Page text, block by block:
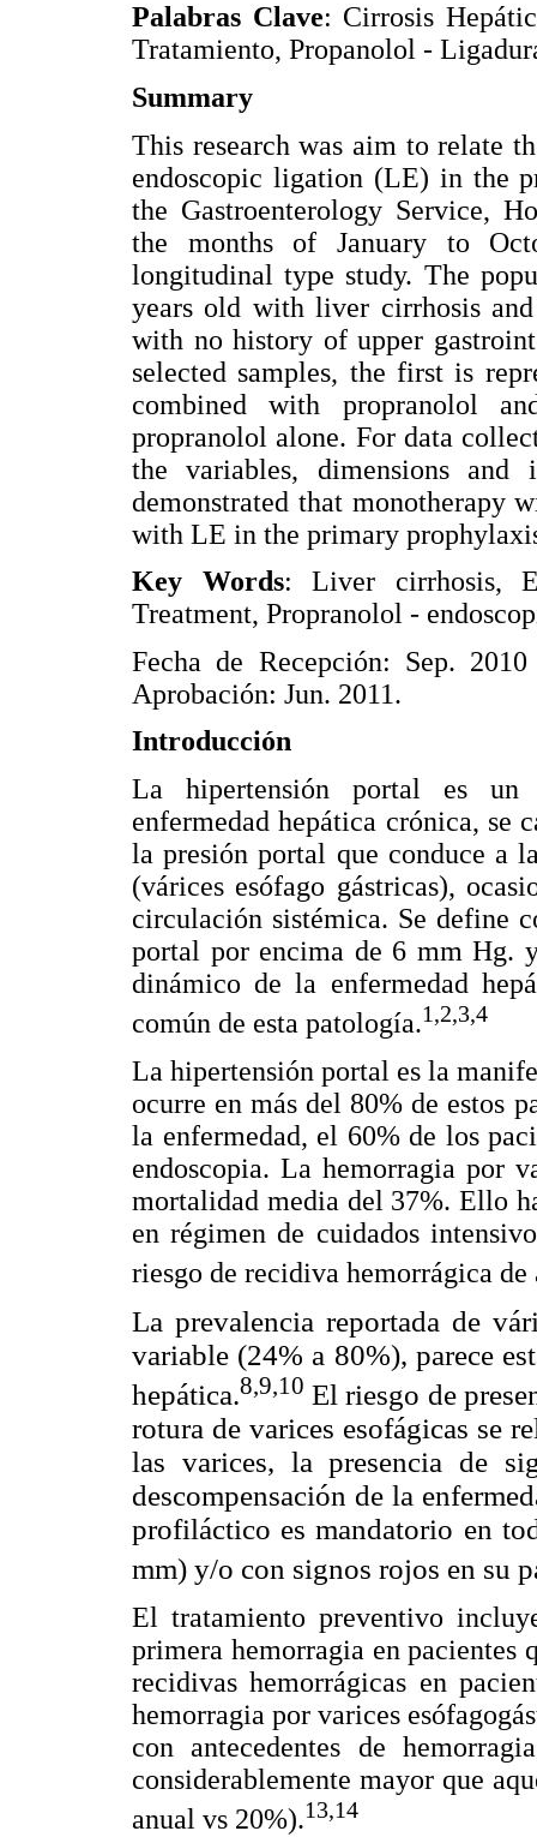
Palabras Clave: Cirrosis
Tratamiento, Propanolol -
Summary
This research was aim to relate
endoscopic ligation (LE) in the
the Gastroenterology Service,
the months of January to
longitudinal type study. The
years old with liver cirrhosis
with no history of upper
selected samples, the first is
combined with propranolol
propranolol alone. For data
the variables, dimensions and
demonstrated that monotherapy
with LE in the primary
Key Words: Liver cirrhosis,
Treatment, Propranolol -
Fecha de Recepción: Sep.
Aprobación: Jun. 2011.
Introducción
La hipertensión portal es un
enfermedad hepática crónica, se
la presión portal que conduce a
(várices esófago gástricas),
circulación sistémica. Se define
portal por encima de 6 mm Hg.
dinámico de la enfermedad
común de esta patología.1,2,3,4
La hipertensión portal es la
ocurre en más del 80% de estos
la enfermedad, el 60% de los
endoscopia. La hemorragia por
mortalidad media del 37%. Ello
en régimen de cuidados
riesgo de recidiva hemorrágica
La prevalencia reportada de
variable (24% a 80%), parece
hepática.8,9,10 El riesgo de
rotura de varices esofágicas se
las varices, la presencia de
descompensación de la
profiláctico es mandatorio en
mm) y/o con signos rojos en su
El tratamiento preventivo
primera hemorragia en pacientes
recidivas hemorrágicas en
hemorragia por varices
con antecedentes de
considerablemente mayor que
anual vs 20%).13,14